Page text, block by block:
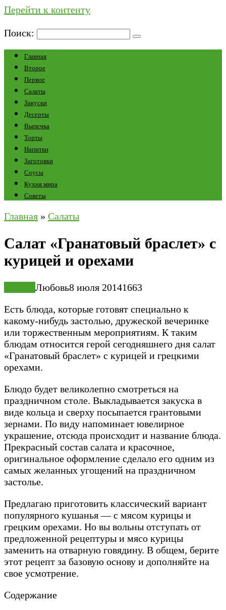
Перейти к контенту
Поиск:
Главная
Второе
Первое
Салаты
Закуски
Десерты
Выпечка
Торты
Напитки
Заготовки
Соусы
Кухня мира
Советы
Главная » Салаты
Салат «Гранатовый браслет» с
курицей и орехами
Любовь8 июля 20141663
Есть блюда, которые готовят специально к
какому-нибудь застолью, дружеской вечеринке
или торжественным мероприятиям. К таким
блюдам относится герой сегодняшнего дня салат
«Гранатовый браслет» с курицей и грецкими
орехами.
Блюдо будет великолепно смотреться на
праздничном столе. Выкладывается закуска в
виде кольца и сверху посыпается грантовыми
зернами. По виду напоминает ювелирное
украшение, отсюда происходит и название блюда.
Прекрасный состав салата и красочное,
оригинальное оформление сделало его одним из
самых желанных угощений на праздничном
застолье.
Предлагаю приготовить классический вариант
популярного кушанья — с мясом курицы и
грецким орехами. Но вы вольны отступать от
предложенной рецептуры и мясо курицы
заменить на отварную говядину. В общем, берите
этот рецепт за базовую основу и дополняйте на
свое усмотрение.
Содержание